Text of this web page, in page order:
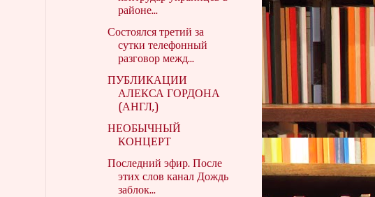
районе...
Состоялся третий за
сутки телефонный
разговор межд...
ПУБЛИКАЦИИ
АЛЕКСА ГОРДОНА
(АНГЛ,)
НЕОБЫЧНЫЙ
КОНЦЕРТ
Последний эфир. После
этих слов канал Дождь
заблок...